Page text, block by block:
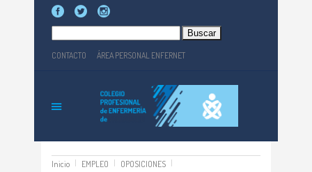
CONTACTO ÁREA PERSONAL ENFERNET
Inicio EMPLEO
OPOSICIONES